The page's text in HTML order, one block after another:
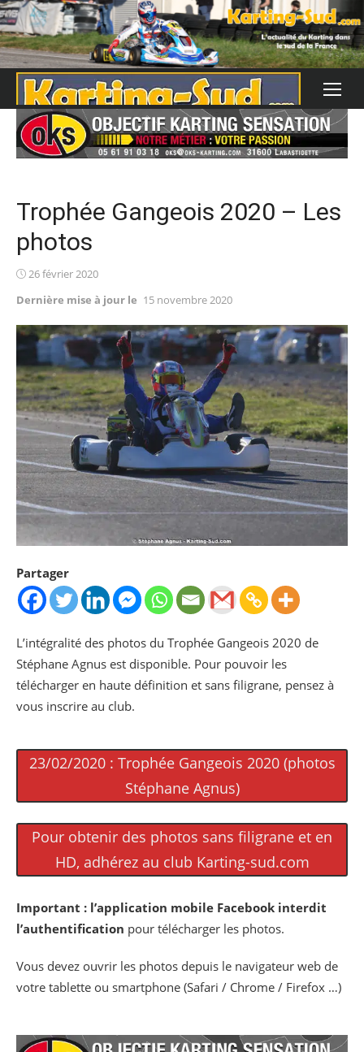
Skip
to
content
Trophée Gangeois 2020 – Les
photos
Posted
26 février 2020
Dernière mise à jour le 15 novembre 2020
Partager
L’intégralité des photos du Trophée Gangeois 2020 de
Stéphane Agnus est disponible. Pour pouvoir les
télécharger en haute définition et sans filigrane, pensez à
vous inscrire au club.
23/02/2020 : Trophée Gangeois 2020 (photos
Stéphane Agnus)
Pour obtenir des photos sans filigrane et en
HD, adhérez au club Karting-sud.com
Important : l’application mobile Facebook interdit
l’authentification pour télécharger les photos.
Vous devez ouvrir les photos depuis le navigateur web de
votre tablette ou smartphone (Safari / Chrome / Firefox …)